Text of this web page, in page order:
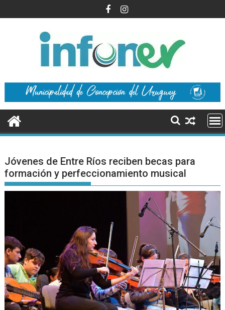
al
Jóvenes de Entre Ríos reciben becas para
formación y perfeccionamiento musical